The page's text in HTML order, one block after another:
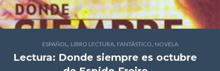
ESPAÑOL, LIBRO LECTURA, FANTÁSTICO, NOVELA
Lectura: Donde siempre es octubre